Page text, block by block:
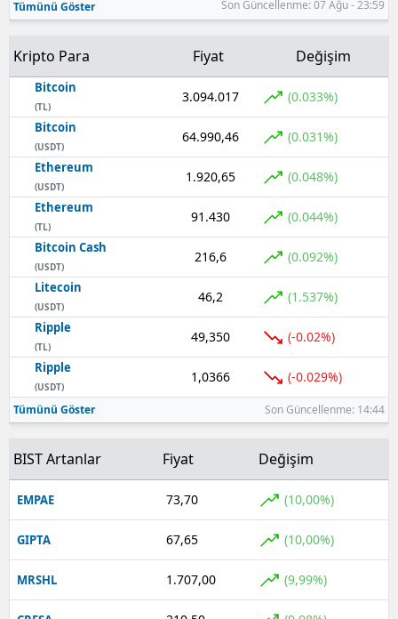
Sinop
Sivas
Tekirdağ
Tokat
Trabzon
Şanlıurfa
Uşak
Van
Zonguldak
Aksaray
Bayburt
Karaman
Kırıkkale
Tümünü Göster Son Güncellenme: 07 Ağu - 23:59
Kripto Para Fiyat Değişim
Bitcoin
(TL)
3.094.017 (0.033%)
Bitcoin
(USDT)
64.990,46 (0.031%)
Ethereum
(USDT)
1.920,65 (0.048%)
Ethereum
(TL)
91.430 (0.044%)
Bitcoin Cash
(USDT)
216,6 (0.092%)
Litecoin
(USDT)
46,2 (1.537%)
Ripple
(TL)
49,350 (-0.02%)
Ripple
(USDT)
1,0366 (-0.029%)
Tümünü Göster Son Güncellenme: 14:44
BIST Artanlar Fiyat Değişim
EMPAE 73,70 (10,00%)
GIPTA 67,65 (10,00%)
MRSHL 1.707,00 (9,99%)